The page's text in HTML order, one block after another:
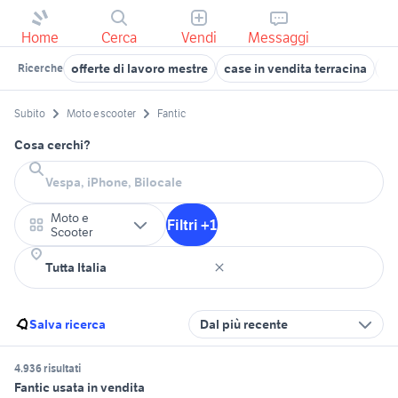
Home Cerca Vendi Messaggi
Ricerche offerte di lavoro mestre case in vendita terracina
Subito Moto e scooter Fantic
Cosa cerchi?
Moto e
Scooter
Filtri +1
Salva ricerca Dal più recente
4.936 risultati
Fantic usata in vendita